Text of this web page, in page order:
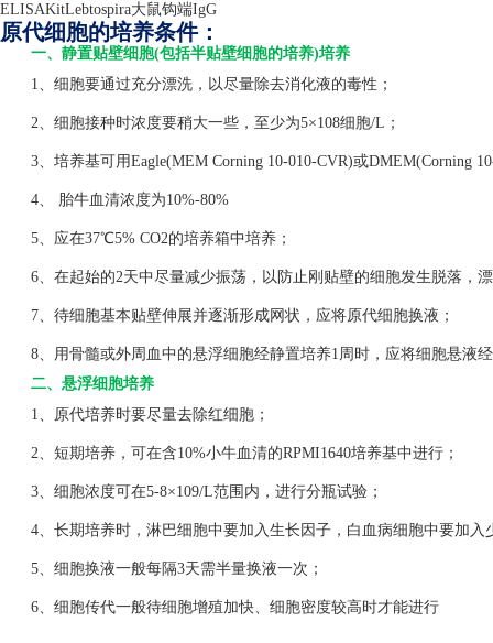
ELISAKitLebtospira大鼠钩端IgG
原代细胞的培养条件：
一、静置贴壁细胞(包括半贴壁细胞的培养)培养
1、细胞要通过充分漂洗，以尽量除去消化液的毒性；
2、细胞接种时浓度要稍大一些，至少为5×108细胞/L；
3、培养基可用Eagle(MEM Corning 10-010-CVR)或DMEM(Corning
4、 胎牛血清浓度为10%-80%
5、应在37℃5% CO2的培养箱中培养；
6、在起始的2天中尽量减少振荡，以防止刚贴壁的细胞发生脱落，
7、待细胞基本贴壁伸展并逐渐形成网状，应将原代细胞换液；
8、用骨髓或外周血中的悬浮细胞经静置培养1周时，应将细胞悬液
二、悬浮细胞培养
1、原代培养时要尽量去除红细胞；
2、短期培养，可在含10%小牛血清的RPMI1640培养基中进行；
3、细胞浓度可在5-8×109/L范围内，进行分瓶试验；
4、长期培养时，淋巴细胞中要加入生长因子，白血病细胞中要加入
5、细胞换液一般每隔3天需半量换液一次；
6、细胞传代一般待细胞增殖加快、细胞密度较高时才能进行